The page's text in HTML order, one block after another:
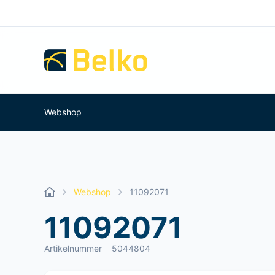
Webshop
Webshop 11092071
11092071
Artikelnummer 5044804